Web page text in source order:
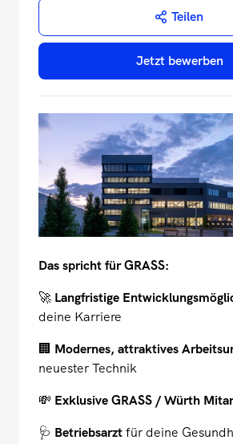
Teilen
Jetzt bewerben
Das spricht für GRASS:
🚀 Langfristige
deine Karriere
🏢 Modernes, attraktives
neuester Technik
💸 Exklusive GRASS / Würth
🩺 Betriebsarztfür deine